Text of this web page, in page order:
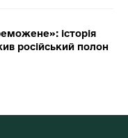
історія
російський полон